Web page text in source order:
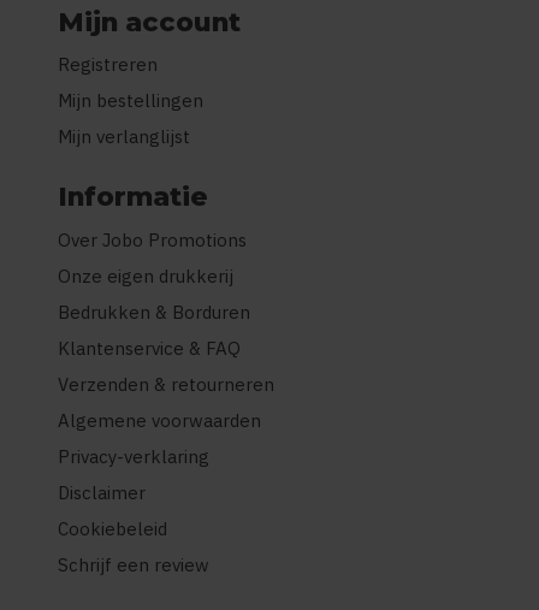
Mijn account
Registreren
Mijn bestellingen
Mijn verlanglijst
Informatie
Over Jobo Promotions
Onze eigen drukkerij
Bedrukken & Borduren
Klantenservice & FAQ
Verzenden & retourneren
Algemene voorwaarden
Privacy-verklaring
Disclaimer
Cookiebeleid
Schrijf een review